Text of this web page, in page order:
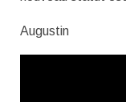
Augustin